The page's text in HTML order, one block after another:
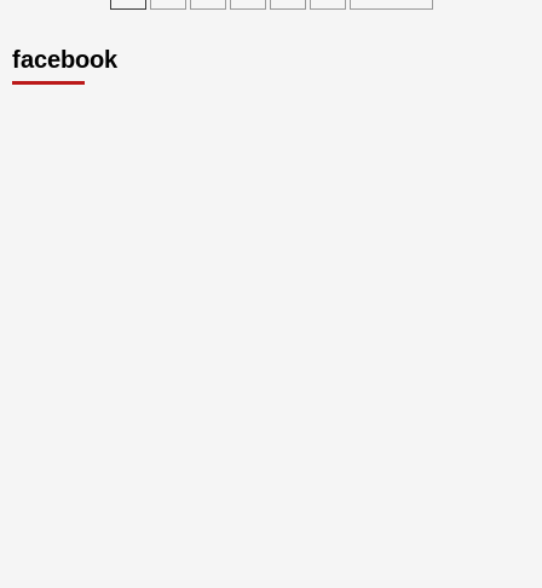
entradas
facebook